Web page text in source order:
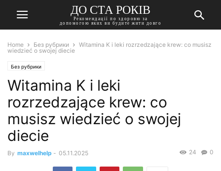
ДО СТА РОКІВ
Рекомендації по здоровю за
допомогою яких ви будите жити довго
Home Без рубрики
Witamina K i leki rozrzedzające krew: co musisz
wiedzieć o swojej diecie
Без рубрики
Witamina K i leki
rozrzedzające krew: co
musisz wiedzieć o swojej
diecie
By maxwelhelp - 05.11.2025 0
24